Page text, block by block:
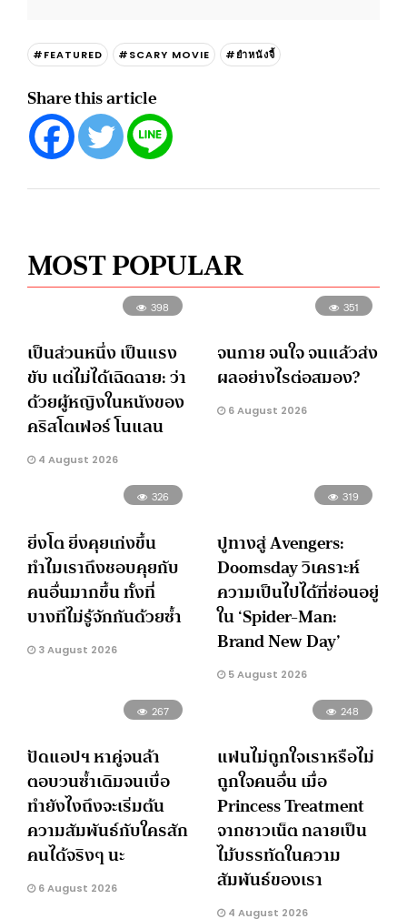
#FEATURED #SCARY MOVIE #ยำหนังจี้
Share this article
MOST POPULAR
398
เป็นส่วนหนึ่ง เป็นแรง
ขับ แต่ไม่ได้เฉิดฉาย: ว่า
ด้วยผู้หญิงในหนังของ
คริสโตเฟอร์ โนแลน
4 August 2026
351
จนกาย จนใจ จนแล้วส่ง
ผลอย่างไรต่อสมอง?
6 August 2026
326
ยิ่งโต ยิ่งคุยเก่งขึ้น
ทำไมเราถึงชอบคุยกับ
คนอื่นมากขึ้น ทั้งที่
บางทีไม่รู้จักกันด้วยซ้ำ
3 August 2026
319
ปูทางสู่ Avengers:
Doomsday วิเคราะห์
ความเป็นไปได้ที่ซ่อนอยู่
ใน ‘Spider-Man:
Brand New Day’
5 August 2026
267
ปัดแอปฯ หาคู่จนล้า
ตอบวนซ้ำเดิมจนเบื่อ
ทำยังไงถึงจะเริ่มต้น
ความสัมพันธ์กับใครสัก
คนได้จริงๆ นะ
6 August 2026
248
แฟนไม่ถูกใจเราหรือไม่
ถูกใจคนอื่น เมื่อ
Princess Treatment
จากชาวเน็ต กลายเป็น
ไม้บรรทัดในความ
สัมพันธ์ของเรา
4 August 2026